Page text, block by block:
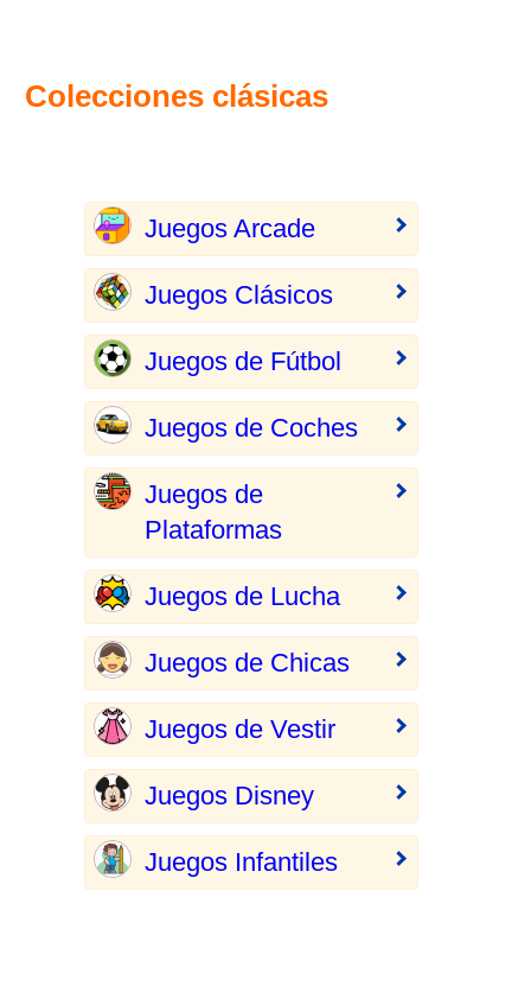
Colecciones clásicas
Juegos Arcade
Juegos Clásicos
Juegos de Fútbol
Juegos de Coches
Juegos de
Plataformas
Juegos de Lucha
Juegos de Chicas
Juegos de Vestir
Juegos Disney
Juegos Infantiles